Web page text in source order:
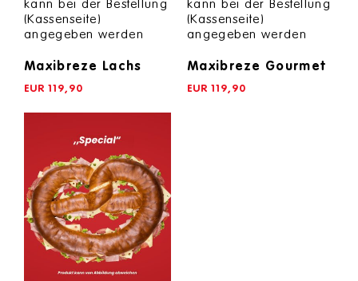
kann bei der Bestellung
(Kassenseite)
angegeben werden
Maxibreze Lachs
EUR 119,90
kann bei der Bestellung
(Kassenseite)
angegeben werden
Maxibreze Gourmet
EUR 119,90